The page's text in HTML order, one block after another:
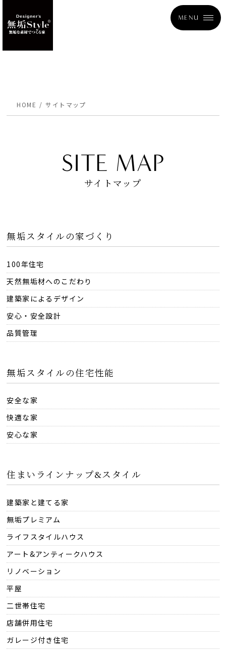
MENU
HOME サイトマップ
SITE MAP
サイトマップ
無垢スタイルの家づくり
100年住宅
天然無垢材へのこだわり
建築家によるデザイン
安心・安全設計
品質管理
無垢スタイルの住宅性能
安全な家
快適な家
安心な家
住まいラインナップ&スタイル
建築家と建てる家
無垢プレミアム
ライフスタイルハウス
アート&アンティークハウス
リノベーション
平屋
二世帯住宅
店舗併用住宅
ガレージ付き住宅